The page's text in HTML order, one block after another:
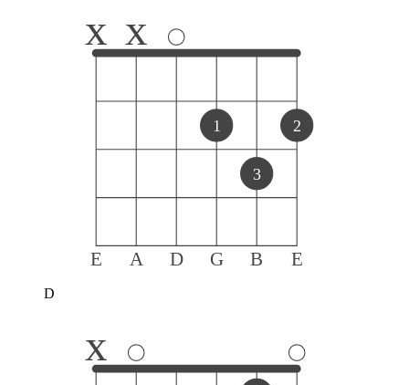
E A D G B E
x x
1
3
2
D
x